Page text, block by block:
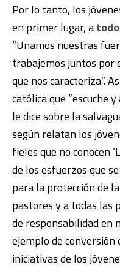
Por lo tanto, los
en primer lugar, a
“Unamos nuestras
trabajemos juntos por
que nos caracteriza”.
católica que “escuche
le dice sobre la
según relatan los
fieles que no conocen
de los esfuerzos que
para la protección de
pastores y a todas las
de responsabilidad en
ejemplo de conversión
iniciativas de los